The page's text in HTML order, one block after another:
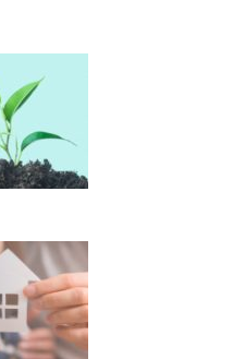
4/208; Mekkî b. Ebî Tâlib,
Müşkil, s. 399.
a.g.e., 4/806 vd;
Suyûtî, Mufhimâtu’l-Akrân, s.
53; Ebû Dâvûd, Salat 122;
1/89, 158; 2/112…
36; Ebû Dâvûd, Edeb 110;
3; İbn Mâce, Zühd 36.
Ğuraru’t-Tıbyân, s. 550;